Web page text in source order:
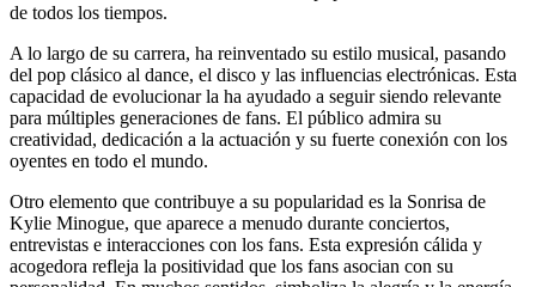
de todos los tiempos.
A lo largo de su carrera, ha reinventado su estilo musical, pasando
del pop clásico al dance, el disco y las influencias electrónicas. Esta
capacidad de evolucionar la ha ayudado a seguir siendo relevante
para múltiples generaciones de fans. El público admira su
creatividad, dedicación a la actuación y su fuerte conexión con los
oyentes en todo el mundo.
Otro elemento que contribuye a su popularidad es la Sonrisa de
Kylie Minogue, que aparece a menudo durante conciertos,
entrevistas e interacciones con los fans. Esta expresión cálida y
acogedora refleja la positividad que los fans asocian con su